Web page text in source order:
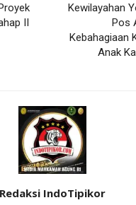
II
Kewilayahan
Pos
Kebahagiaan
Anak
Redaksi IndoTipikor